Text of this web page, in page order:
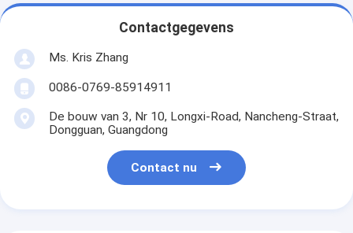
Contactgegevens
Ms. Kris Zhang
0086-0769-85914911
De bouw van 3, Nr 10, Longxi-Road, Nancheng-Straat,
Dongguan, Guangdong
Contact nu